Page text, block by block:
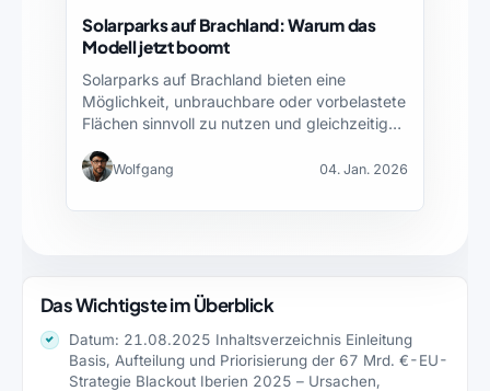
Solarparks auf Brachland: Warum das
Modell jetzt boomt
Solarparks auf Brachland bieten eine
Möglichkeit, unbrauchbare oder vorbelastete
Flächen sinnvoll zu nutzen und gleichzeitig
Wolfgang 04. Jan. 2026
Das Wichtigste im Überblick
Datum: 21.08.2025 Inhaltsverzeichnis Einleitung
Basis, Aufteilung und Priorisierung der 67 Mrd. €-EU-
Strategie Blackout Iberien 2025 – Ursachen,